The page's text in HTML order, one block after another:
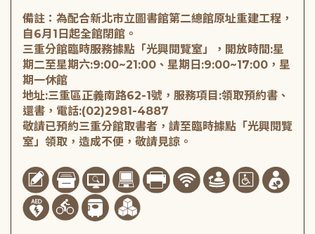
備註：為配合新北市立圖書館第二總館原址重建工程，
自6月1日起全館閉館。
三重分館臨時服務據點「光興閱覽室」，開放時間:星
期二至星期六:9:00~21:00、星期日:9:00~17:00，星
期一休館
地址:三重區正義南路62-1號，服務項目:領取預約書、
還書，電話:(02)2981-4887
敬請已預約三重分館取書者，請至臨時據點「光興閱覽
室」領取，造成不便，敬請見諒。